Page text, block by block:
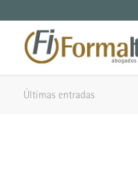
Últimas entradas